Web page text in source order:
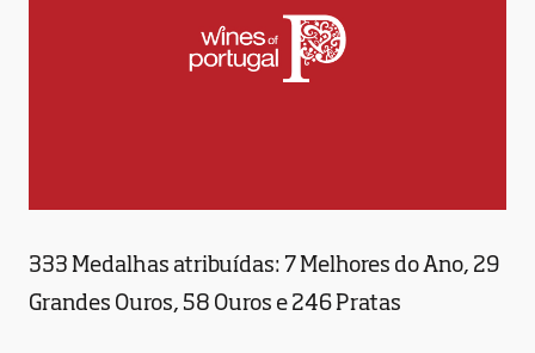
333 Medalhas atribuídas: 7 Melhores do Ano, 29
Grandes Ouros, 58 Ouros e 246 Pratas